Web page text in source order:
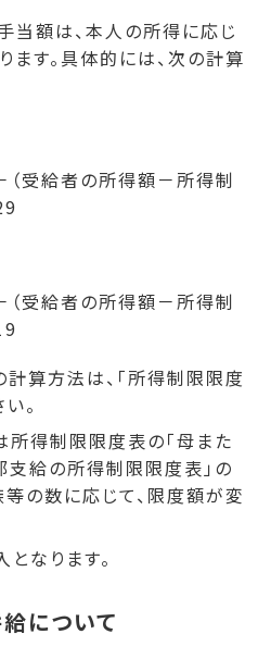
額は、本人の所得に応じ
す。具体的には、次の計算
受給者の所得額－所得制
受給者の所得額－所得制
計算方法は、「所得制限限度
。
所得制限限度表の「母また
支給の所得制限限度表」の
等の数に応じて、限度額が変
なります。
について